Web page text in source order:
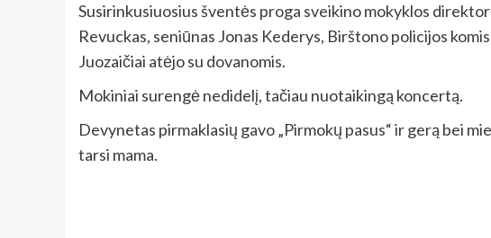
Susirinkusiuosius šventės proga sveikino mokyklos
Revuckas, seniūnas Jonas Kederys, Birštono policijos
Juozaičiai atėjo su dovanomis.
Mokiniai surengė nedidelį, tačiau nuotaikingą koncertą.
Devynetas pirmaklasių gavo „Pirmokų pasus“ ir gerą bei
tarsi mama.